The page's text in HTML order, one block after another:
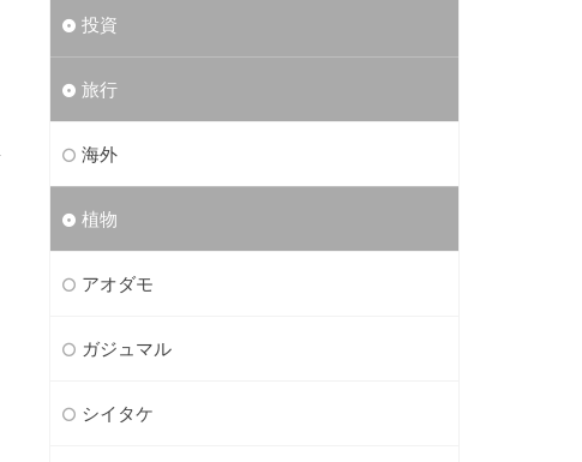
投資
旅行
海外
植物
アオダモ
ガジュマル
シイタケ